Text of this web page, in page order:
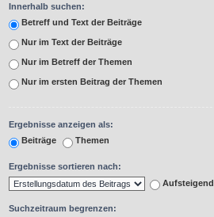
Innerhalb suchen:
Betreff und Text der Beiträge
Nur im Text der Beiträge
Nur im Betreff der Themen
Nur im ersten Beitrag der Themen
Ergebnisse anzeigen als:
Beiträge
Themen
Ergebnisse sortieren nach:
Aufsteigend
Suchzeitraum begrenzen: